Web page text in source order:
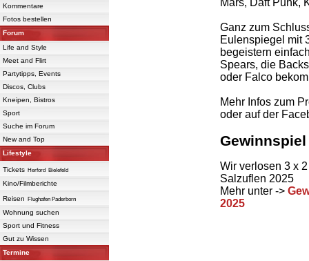
Kommentare
Fotos bestellen
Forum
Life and Style
Meet and Flirt
Partytipps, Events
Discos, Clubs
Kneipen, Bistros
Sport
Suche im Forum
New and Top
Lifestyle
Tickets Herford Bielefeld
Kino/Filmberichte
Reisen
Flughafen Paderborn
Wohnung suchen
Sport und Fitness
Gut zu Wissen
Termine
Mars, Daft Punk,
Ganz zum
Eulenspiegel mit
begeistern
Spears, die
oder Falco
Mehr Infos zum
oder auf der
Gewinnspiel
Wir verlosen 3 x
Salzuflen 2025
Mehr unter ->
2025